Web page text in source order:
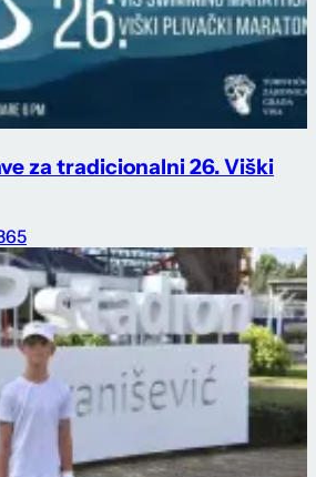
za tradicionalni 26. Viški